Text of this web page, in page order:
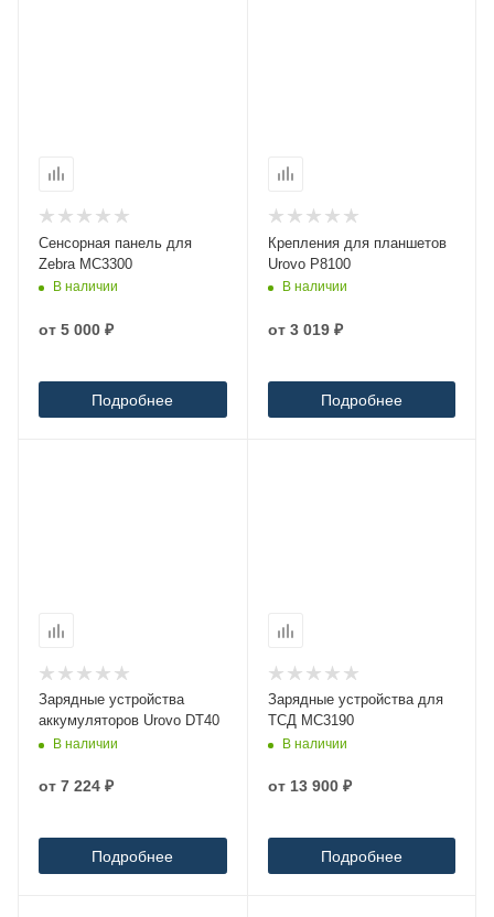
Сенсорная панель для
Zebra MC3300
В наличии
от 5 000 ₽
Подробнее
Крепления для планшетов
Urovo P8100
В наличии
от 3 019 ₽
Подробнее
Зарядные устройства
аккумуляторов Urovo DT40
В наличии
от 7 224 ₽
Подробнее
Зарядные устройства для
ТСД MC3190
В наличии
от 13 900 ₽
Подробнее